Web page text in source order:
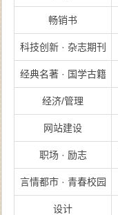
畅销书
科技创新 · 杂志期刊
经典名著 · 国学古籍
经济/管理
网站建设
职场 · 励志
言情都市 · 青春校园
设计